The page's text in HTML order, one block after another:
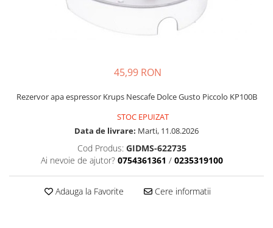
Accesorii Piese Cuptoare
Accesorii Piese Masini Spalat Vase
Accesorii Piese Masini Spalat Rufe
Accesorii Electrocasnice Mici
Filtre Purificatoare Aer
Accesorii Piese Aer Conditionat
Home & Deco
45,99 RON
Rezervor apa espressor Krups Nescafe Dolce Gusto Piccolo KP100B
STOC EPUIZAT
Data de livrare: Marti, 11.08.2026
Cod Produs: GIDMS-622735
Ai nevoie de ajutor? 0754361361 / 0235319100
Adauga la Favorite Cere informatii